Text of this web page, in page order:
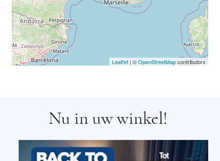
Leaflet | ©OpenStreetMapcontributors
Nu in uw winkel!